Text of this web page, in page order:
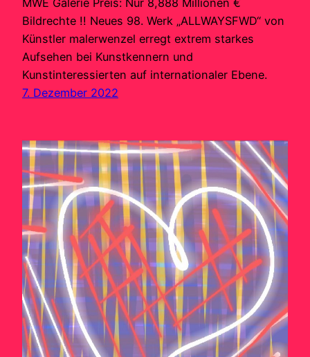
MWE Galerie Preis: Nur 8,888 Millionen €
Bildrechte !! Neues 98. Werk „ALLWAYSFWD“ von
Künstler malerwenzel erregt extrem starkes
Aufsehen bei Kunstkennern und
Kunstinteressierten auf internationaler Ebene.
7. Dezember 2022